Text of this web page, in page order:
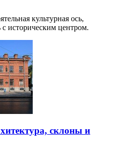
культурная ось,
историческим центром.
склоны и